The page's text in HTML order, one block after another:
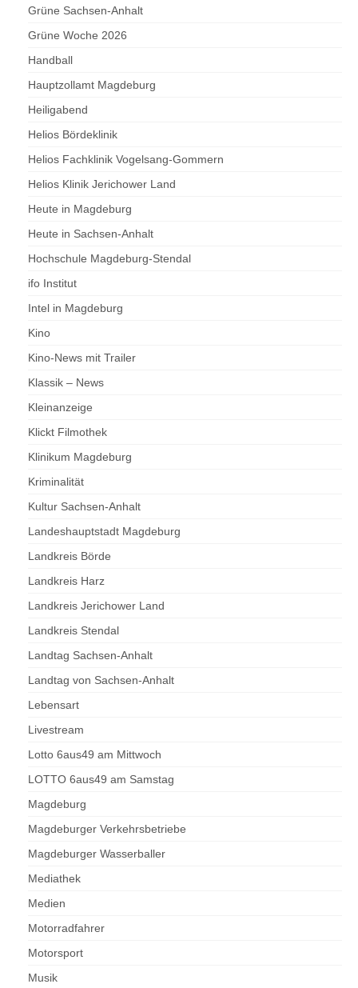
Grüne Sachsen-Anhalt
Grüne Woche 2026
Handball
Hauptzollamt Magdeburg
Heiligabend
Helios Bördeklinik
Helios Fachklinik Vogelsang-Gommern
Helios Klinik Jerichower Land
Heute in Magdeburg
Heute in Sachsen-Anhalt
Hochschule Magdeburg-Stendal
ifo Institut
Intel in Magdeburg
Kino
Kino-News mit Trailer
Klassik – News
Kleinanzeige
Klickt Filmothek
Klinikum Magdeburg
Kriminalität
Kultur Sachsen-Anhalt
Landeshauptstadt Magdeburg
Landkreis Börde
Landkreis Harz
Landkreis Jerichower Land
Landkreis Stendal
Landtag Sachsen-Anhalt
Landtag von Sachsen-Anhalt
Lebensart
Livestream
Lotto 6aus49 am Mittwoch
LOTTO 6aus49 am Samstag
Magdeburg
Magdeburger Verkehrsbetriebe
Magdeburger Wasserballer
Mediathek
Medien
Motorradfahrer
Motorsport
Musik